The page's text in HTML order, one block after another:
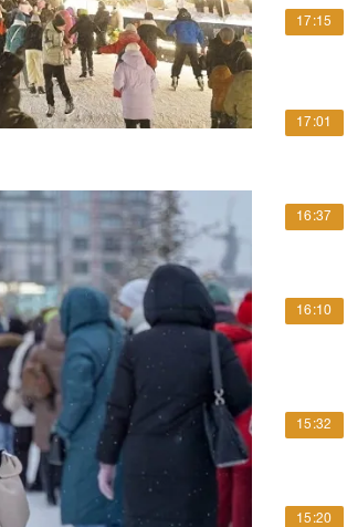
17:15
17:01
16:37
16:10
15:32
15:20